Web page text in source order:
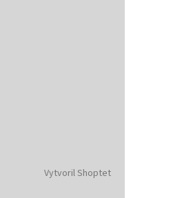
Vytvoril Shoptet